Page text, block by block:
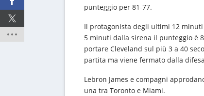
punteggio per 81-77.
Il protagonista degli ultimi 12
5 minuti dalla sirena il punteggio è
portare Cleveland sul più 3 a 40
partita ma viene fermato dalla
Lebron James e compagni
una tra Toronto e Miami.